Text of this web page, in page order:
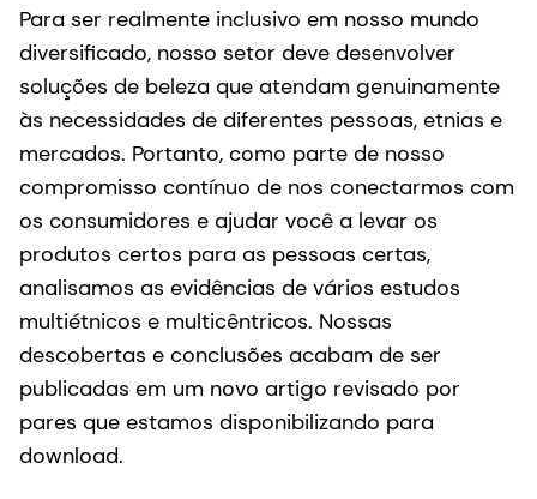
Para ser realmente inclusivo em nosso mundo
diversificado, nosso setor deve desenvolver
soluções de beleza que atendam genuinamente
às necessidades de diferentes pessoas, etnias e
mercados. Portanto, como parte de nosso
compromisso contínuo de nos conectarmos com
os consumidores e ajudar você a levar os
produtos certos para as pessoas certas,
analisamos as evidências de vários estudos
multiétnicos e multicêntricos. Nossas
descobertas e conclusões acabam de ser
publicadas em um novo artigo revisado por
pares que estamos disponibilizando para
download.